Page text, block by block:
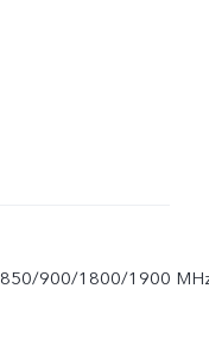
850/900/1800/1900